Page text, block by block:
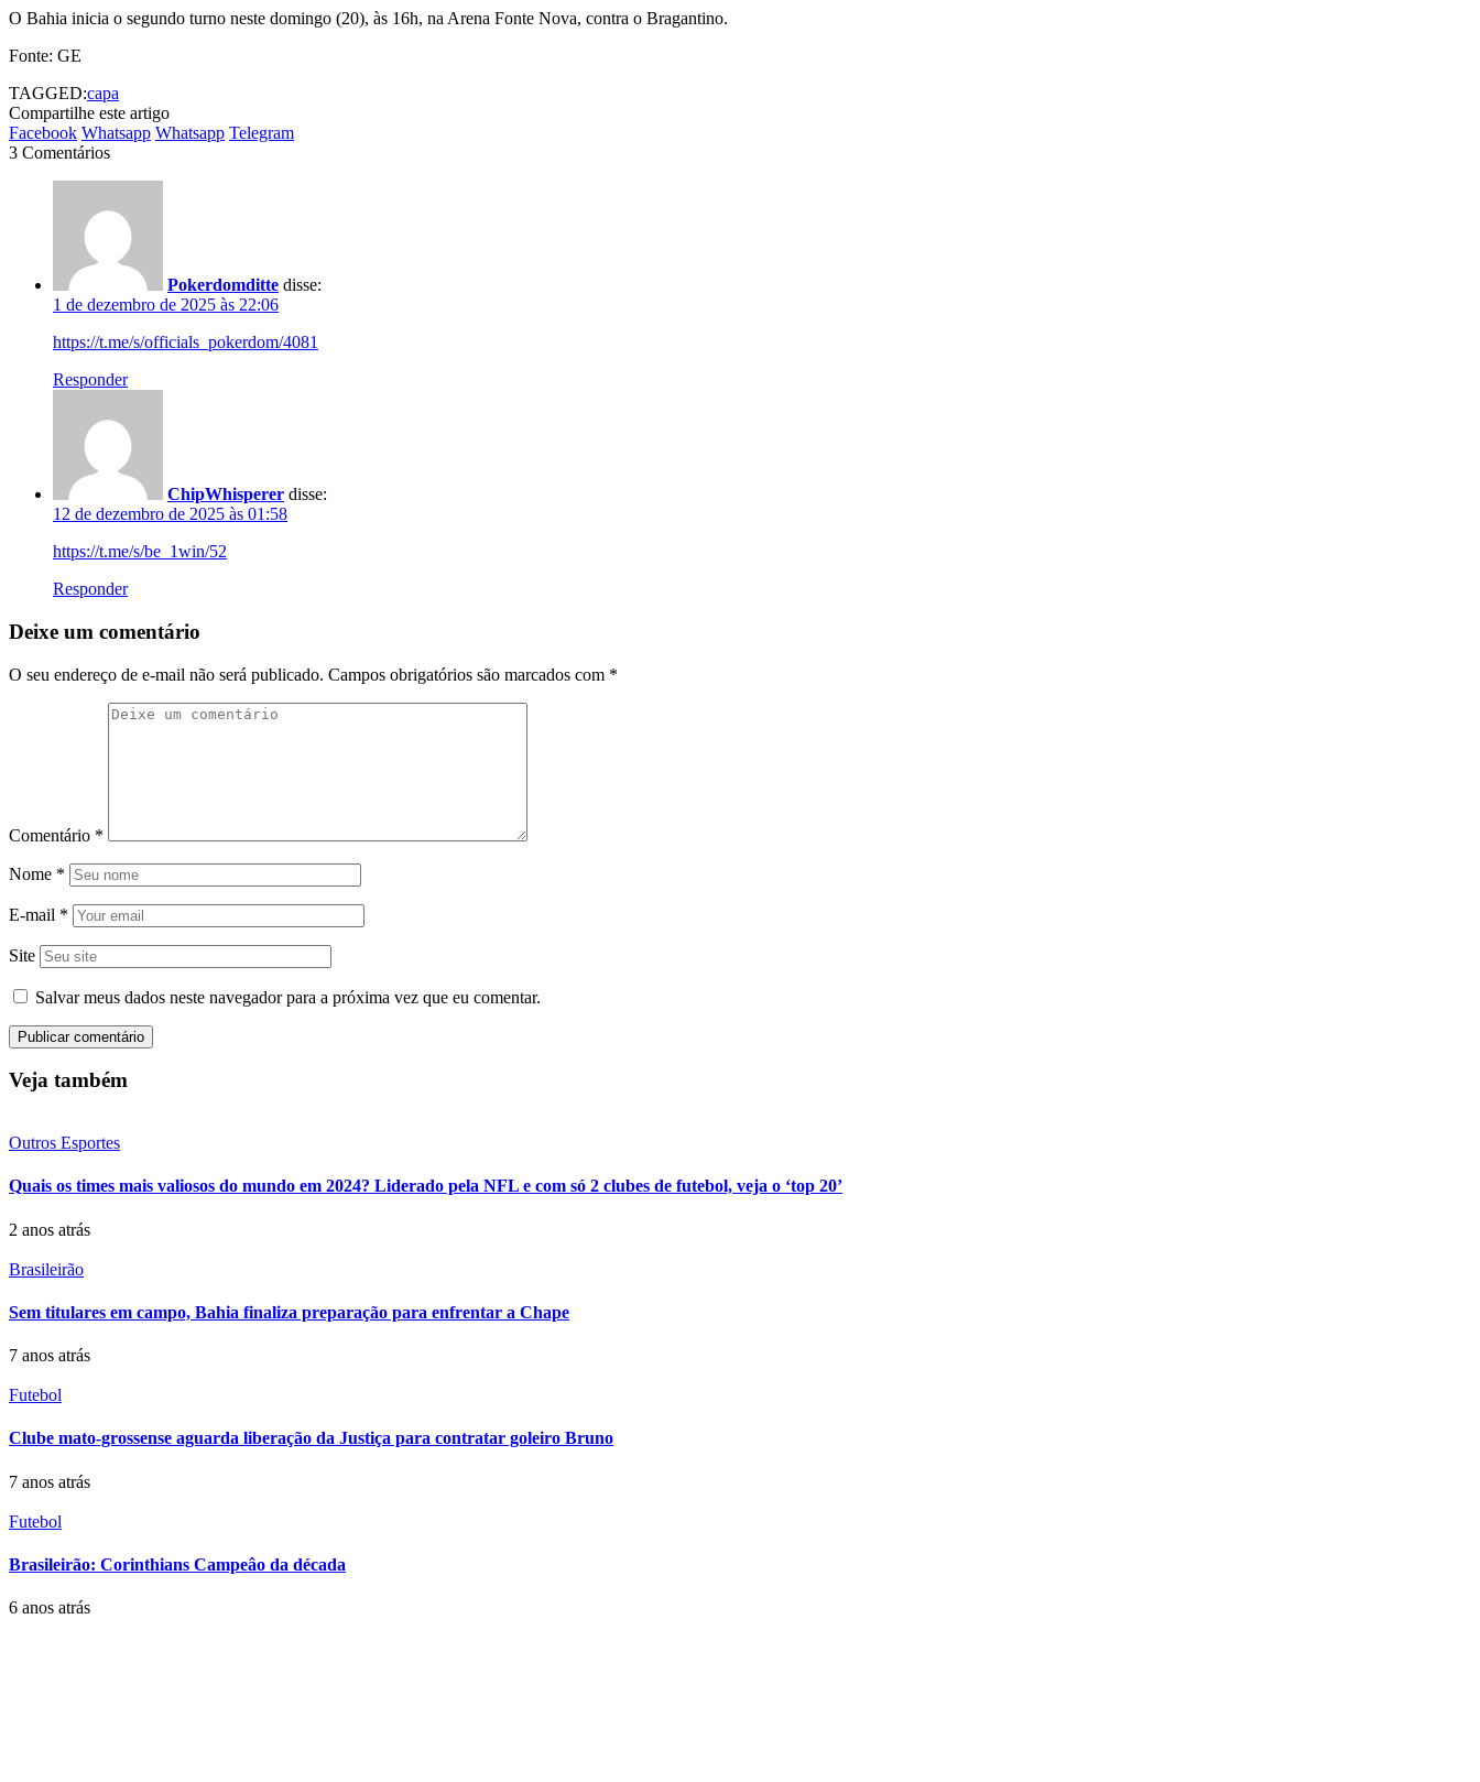
O Bahia inicia o segundo turno neste domingo (20), às 16h, na Arena Fonte Nova, contra o Bragantino.
Fonte: GE
TAGGED:capa
Compartilhe este artigo
Facebook Whatsapp Whatsapp Telegram
3 Comentários
Pokerdomditte disse:
1 de dezembro de 2025 às 22:06
https://t.me/s/officials_pokerdom/4081
Responder
ChipWhisperer disse:
12 de dezembro de 2025 às 01:58
https://t.me/s/be_1win/52
Responder
Deixe um comentário
O seu endereço de e-mail não será publicado. Campos obrigatórios são marcados com *
Comentário *
Nome *
E-mail *
Site
Salvar meus dados neste navegador para a próxima vez que eu comentar.
Veja também
Outros Esportes
Quais os times mais valiosos do mundo em 2024? Liderado pela NFL e com só 2 clubes de futebol, veja o ‘top 20’
2 anos atrás
Brasileirão
Sem titulares em campo, Bahia finaliza preparação para enfrentar a Chape
7 anos atrás
Futebol
Clube mato-grossense aguarda liberação da Justiça para contratar goleiro Bruno
7 anos atrás
Futebol
Brasileirão: Corinthians Campeâo da década
6 anos atrás